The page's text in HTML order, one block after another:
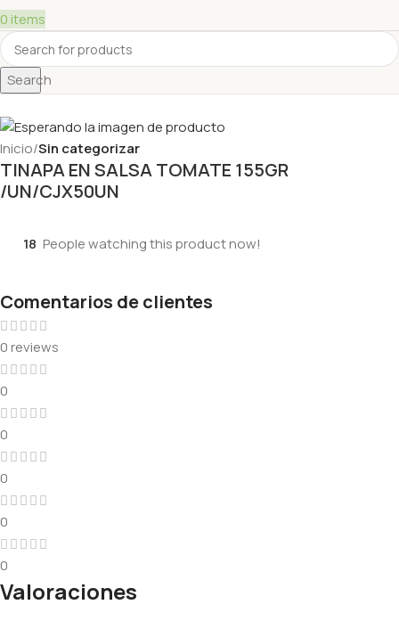
0 items
Search
Inicio Sin categorizar
TINAPA EN SALSA TOMATE 155GR
/UN/CJX50UN
18 People watching this product now!
Comentarios de clientes
0 reviews
0
0
0
0
0
Valoraciones